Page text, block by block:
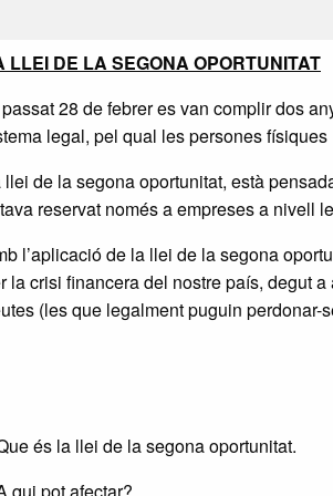
LLEI DE LA SEGONA OPORTUNITAT
28 de febrer es van complir dos
legal, pel qual les persones
llei de la segona oportunitat, està
reservat només a empreses a nivell
l’aplicació de la llei de la segona
la crisi financera del nostre país, degut
(les que legalment puguin
és la llei de la segona oportunitat.